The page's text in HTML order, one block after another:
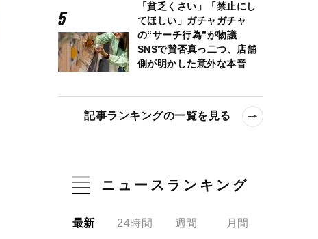
「貧乏くさい」「禁止にし
てほしい」ガチャガチャ
の“サーチ行為”が物議
SNSで賛否真っ二つ、店舗
側が明かした意外な本音
記事ランキングの一覧を見る
ニュースランキング
最新 24時間 週間 月間